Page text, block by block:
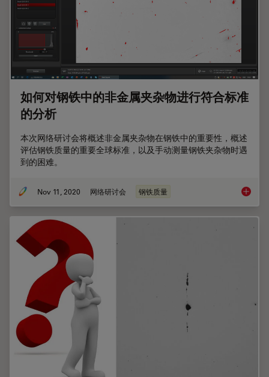
如何对钢铁中的非金属夹杂物进行符合标准
的分析
本次网络研讨会将概述非金属夹杂物在钢铁中的重要性，概述
评估钢铁质量的重要全球标准，以及手动测量钢铁夹杂物时遇
到的困难。
Nov 11, 2020 网络研讨会 钢铁质量 如何对